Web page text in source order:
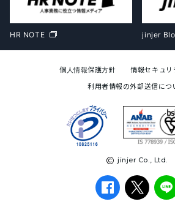
HR NOTE jinjer
jinjer Co., Ltd.
個人情報保護方針
情報セキュリ
利用者情報の外部送信につ